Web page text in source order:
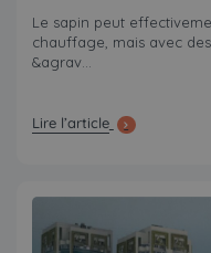
Le sapin peut
chauffage, mais avec
&agrav...
Lire l’article